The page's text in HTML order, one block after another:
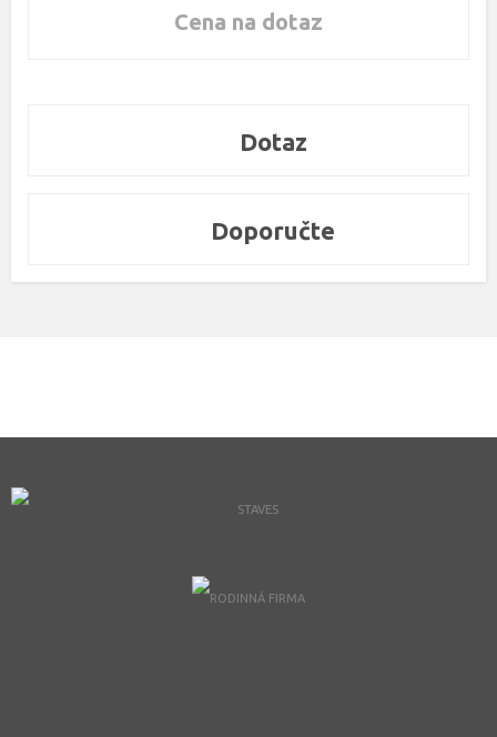
Cena na dotaz
Dotaz
Doporučte